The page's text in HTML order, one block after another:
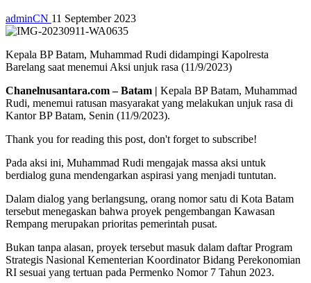
adminCN 11 September 2023
Kepala BP Batam, Muhammad Rudi didampingi Kapolresta
Barelang saat menemui Aksi unjuk rasa (11/9/2023)
Chanelnusantara.com – Batam | Kepala BP Batam, Muhammad
Rudi, menemui ratusan masyarakat yang melakukan unjuk rasa di
Kantor BP Batam, Senin (11/9/2023).
Thank you for reading this post, don't forget to subscribe!
Pada aksi ini, Muhammad Rudi mengajak massa aksi untuk
berdialog guna mendengarkan aspirasi yang menjadi tuntutan.
Dalam dialog yang berlangsung, orang nomor satu di Kota Batam
tersebut menegaskan bahwa proyek pengembangan Kawasan
Rempang merupakan prioritas pemerintah pusat.
Bukan tanpa alasan, proyek tersebut masuk dalam daftar Program
Strategis Nasional Kementerian Koordinator Bidang Perekonomian
RI sesuai yang tertuan pada Permenko Nomor 7 Tahun 2023.